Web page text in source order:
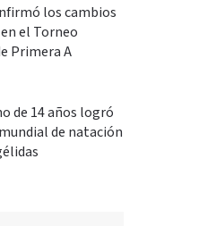
los cambios
el Torneo
Primera A
de 14 años logró
de natación